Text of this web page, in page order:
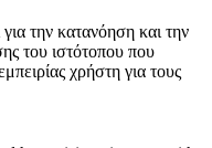
την κατανόηση και την
του ιστότοπου που
χρήστη για τους